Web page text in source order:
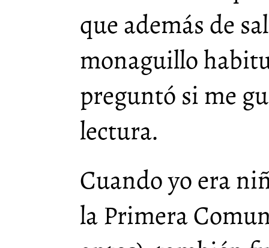
que además de
monaguillo
preguntó si me
lectura.
Cuando yo era
la Primera